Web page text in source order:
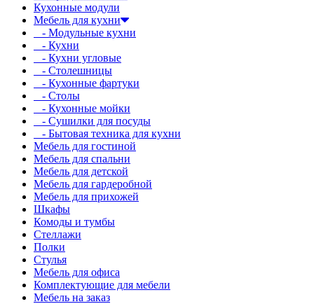
Кухонные модули
Мебель для кухни
- Модульные кухни
- Кухни
- Кухни угловые
- Столешницы
- Кухонные фартуки
- Столы
- Кухонные мойки
- Сушилки для посуды
- Бытовая техника для кухни
Мебель для гостиной
Мебель для спальни
Мебель для детской
Мебель для гардеробной
Мебель для прихожей
Шкафы
Комоды и тумбы
Стеллажи
Полки
Стулья
Мебель для офиса
Комплектующие для мебели
Мебель на заказ